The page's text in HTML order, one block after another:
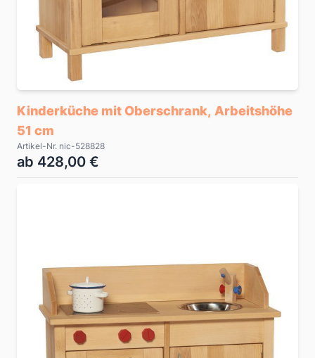
Kinderküche mit Oberschrank, Arbeitshöhe
51 cm
Artikel-Nr. nic-528828
ab 428,00 €